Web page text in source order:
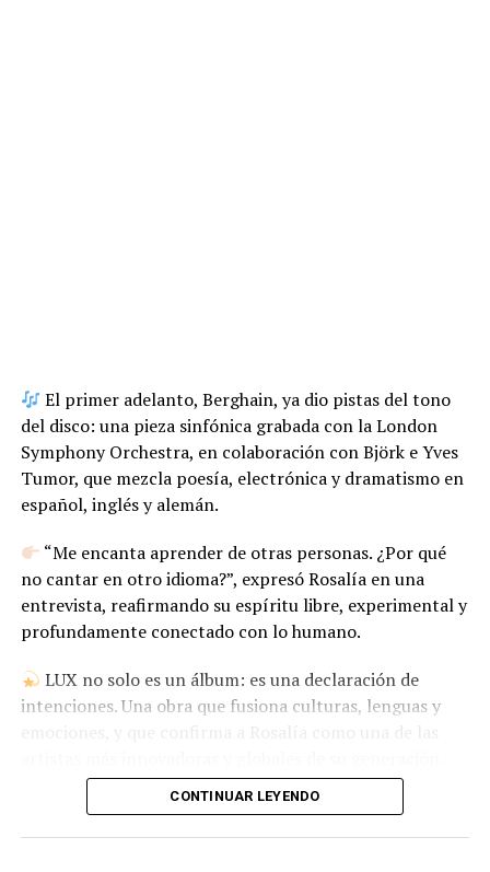
El primer adelanto, Berghain, ya dio pistas del tono
del disco: una pieza sinfónica grabada con la London
Symphony Orchestra, en colaboración con Björk e Yves
Tumor, que mezcla poesía, electrónica y dramatismo en
español, inglés y alemán.
“Me encanta aprender de otras personas. ¿Por qué
no cantar en otro idioma?”, expresó Rosalía en una
entrevista, reafirmando su espíritu libre, experimental y
profundamente conectado con lo humano.
LUX no solo es un álbum: es una declaración de
intenciones. Una obra que fusiona culturas, lenguas y
CONTINUAR LEYENDO